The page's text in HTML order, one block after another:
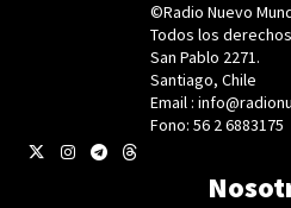
©Radio Nuevo
Todos los
San Pablo 2271.
Santiago, Chile
Email :
Fono: 56 2 6883175